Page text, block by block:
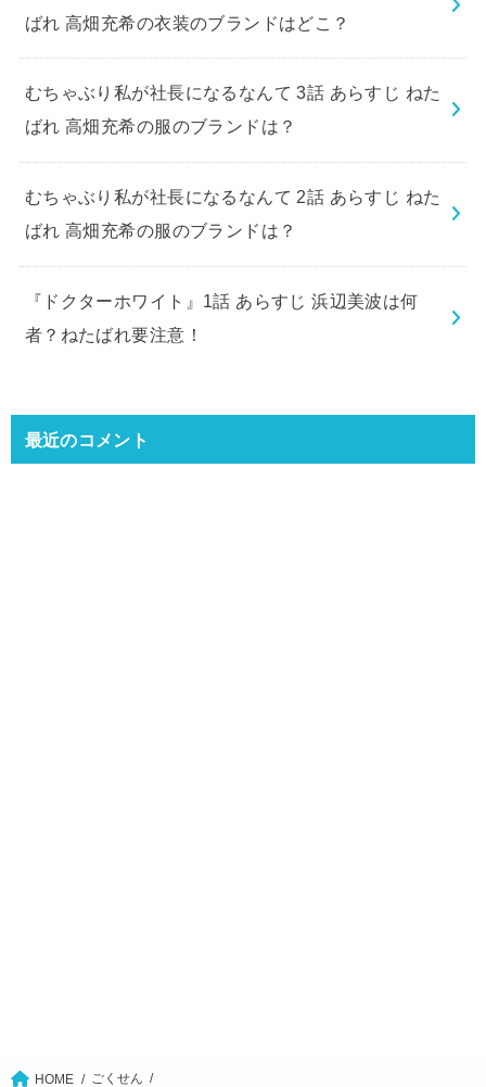
ばれ 高畑充希の衣装のブランドはどこ？
むちゃぶり私が社長になるなんて 3話 あらすじ ねた
ばれ 高畑充希の服のブランドは？
むちゃぶり私が社長になるなんて 2話 あらすじ ねた
ばれ 高畑充希の服のブランドは？
『ドクターホワイト』1話 あらすじ 浜辺美波は何
者？ねたばれ要注意！
最近のコメント
HOME ごくせん